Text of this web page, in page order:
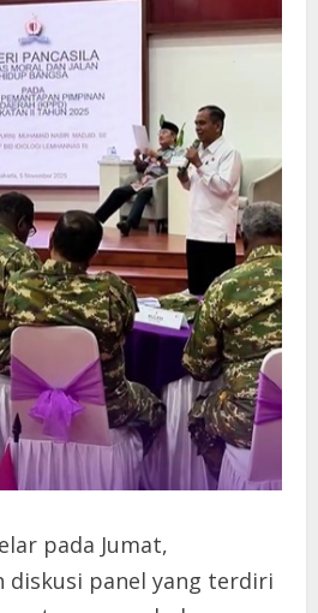
pada Jumat,
diskusi panel yang terdiri